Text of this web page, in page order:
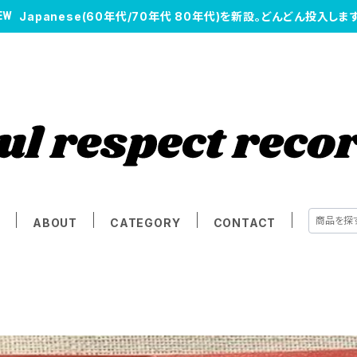
Japanese(60年代/70年代 80年代)を新設。どんどん投入します
ABOUT CATEGORY CONTACT